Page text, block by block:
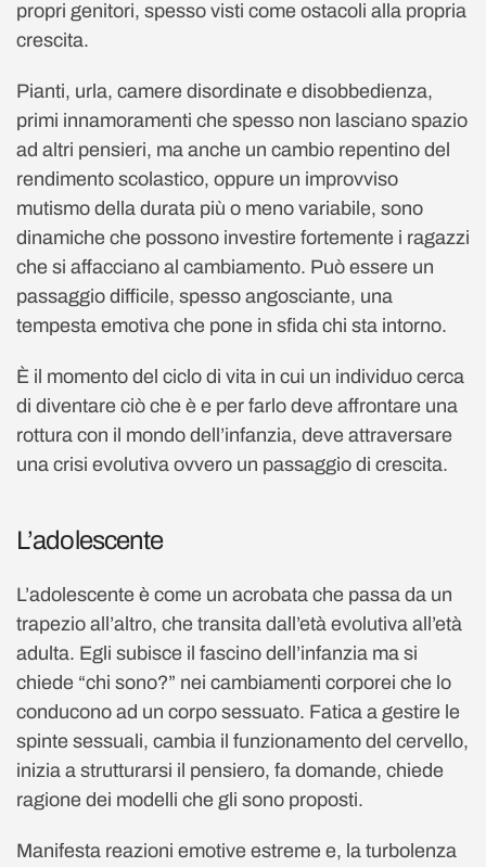
propri genitori, spesso visti come ostacoli alla propria
crescita.
Pianti, urla, camere disordinate e disobbedienza,
primi innamoramenti che spesso non lasciano spazio
ad altri pensieri, ma anche un cambio repentino del
rendimento scolastico, oppure un improvviso
mutismo della durata più o meno variabile, sono
dinamiche che possono investire fortemente i ragazzi
che si affacciano al cambiamento. Può essere un
passaggio difficile, spesso angosciante, una
tempesta emotiva che pone in sfida chi sta intorno.
È il momento del ciclo di vita in cui un individuo cerca
di diventare ciò che è e per farlo deve affrontare una
rottura con il mondo dell’infanzia, deve attraversare
una crisi evolutiva ovvero un passaggio di crescita.
L’adolescente
L’adolescente è come un acrobata che passa da un
trapezio all’altro, che transita dall’età evolutiva all’età
adulta. Egli subisce il fascino dell’infanzia ma si
chiede “chi sono?” nei cambiamenti corporei che lo
conducono ad un corpo sessuato. Fatica a gestire le
spinte sessuali, cambia il funzionamento del cervello,
inizia a strutturarsi il pensiero, fa domande, chiede
ragione dei modelli che gli sono proposti.
Manifesta reazioni emotive estreme e, la turbolenza